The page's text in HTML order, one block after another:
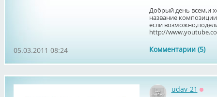
Добрый день всем,и
название
если
http://
Комментарии (5)
05.03.2011 08:24
udav-21